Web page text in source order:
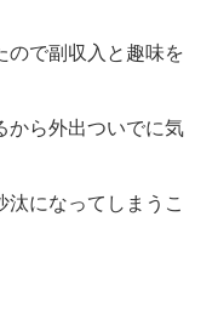
ので副収入と趣味を
から外出ついでに気
になってしまうこ